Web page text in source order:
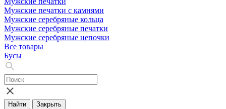
Мужские печатки с камнями
Мужские серебряные кольца
Мужские серебряные печатки
Мужские серебряные цепочки
Все товары
Бусы
Найти Закрыть